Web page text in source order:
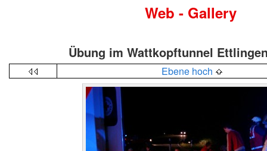
Web - Gallery
Übung im Wattkopftunnel
Ebene hoch